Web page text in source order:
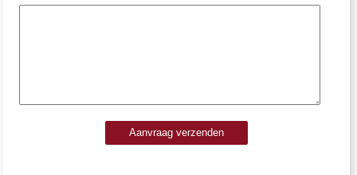
Aanvraag verzenden